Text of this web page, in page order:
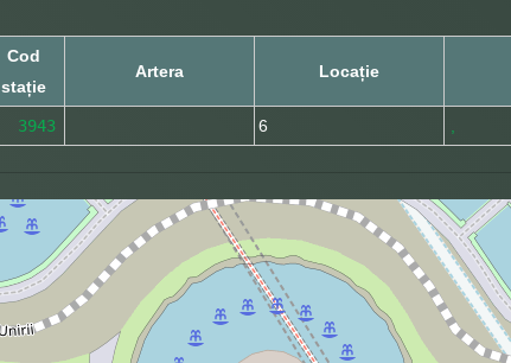
Cod
stație
Artera Locație
3943 6